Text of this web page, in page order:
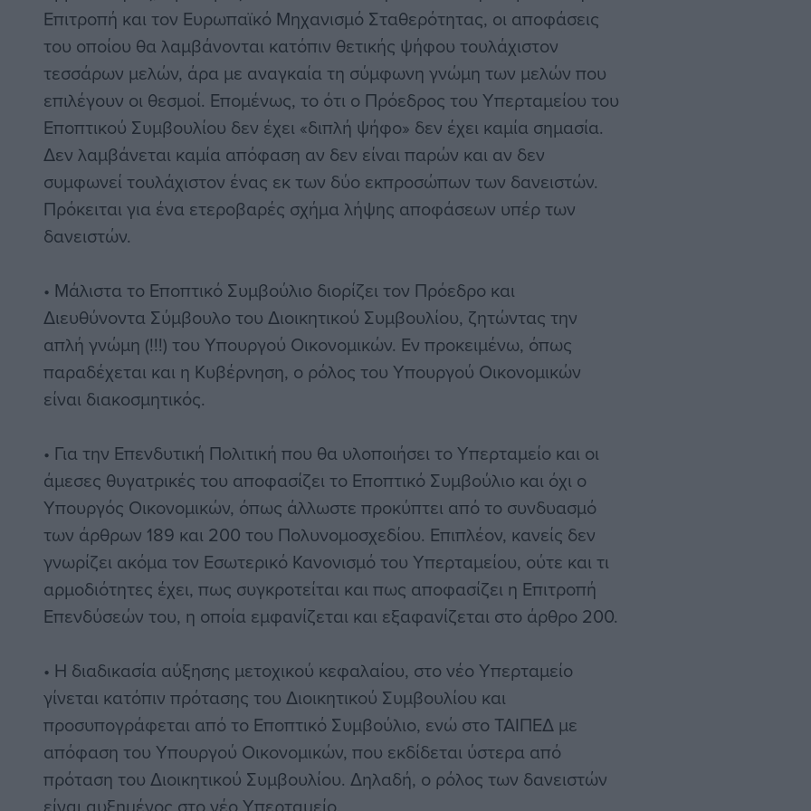
Επιτροπή και τον Ευρωπαϊκό Μηχανισμό Σταθερότητας, οι αποφάσεις
του οποίου θα λαμβάνονται κατόπιν θετικής ψήφου τουλάχιστον
τεσσάρων μελών, άρα με αναγκαία τη σύμφωνη γνώμη των μελών που
επιλέγουν οι θεσμοί. Επομένως, το ότι ο Πρόεδρος του Υπερταμείου του
Εποπτικού Συμβουλίου δεν έχει «διπλή ψήφο» δεν έχει καμία σημασία.
Δεν λαμβάνεται καμία απόφαση αν δεν είναι παρών και αν δεν
συμφωνεί τουλάχιστον ένας εκ των δύο εκπροσώπων των δανειστών.
Πρόκειται για ένα ετεροβαρές σχήμα λήψης αποφάσεων υπέρ των
δανειστών.
• Μάλιστα το Εποπτικό Συμβούλιο διορίζει τον Πρόεδρο και
Διευθύνοντα Σύμβουλο του Διοικητικού Συμβουλίου, ζητώντας την
απλή γνώμη (!!!) του Υπουργού Οικονομικών. Εν προκειμένω, όπως
παραδέχεται και η Κυβέρνηση, ο ρόλος του Υπουργού Οικονομικών
είναι διακοσμητικός.
• Για την Επενδυτική Πολιτική που θα υλοποιήσει το Υπερταμείο και οι
άμεσες θυγατρικές του αποφασίζει το Εποπτικό Συμβούλιο και όχι ο
Υπουργός Οικονομικών, όπως άλλωστε προκύπτει από το συνδυασμό
των άρθρων 189 και 200 του Πολυνομοσχεδίου. Επιπλέον, κανείς δεν
γνωρίζει ακόμα τον Εσωτερικό Κανονισμό του Υπερταμείου, ούτε και τι
αρμοδιότητες έχει, πως συγκροτείται και πως αποφασίζει η Επιτροπή
Επενδύσεών του, η οποία εμφανίζεται και εξαφανίζεται στο άρθρο 200.
• Η διαδικασία αύξησης μετοχικού κεφαλαίου, στο νέο Υπερταμείο
γίνεται κατόπιν πρότασης του Διοικητικού Συμβουλίου και
προσυπογράφεται από το Εποπτικό Συμβούλιο, ενώ στο ΤΑΙΠΕΔ με
απόφαση του Υπουργού Οικονομικών, που εκδίδεται ύστερα από
πρόταση του Διοικητικού Συμβουλίου. Δηλαδή, ο ρόλος των δανειστών